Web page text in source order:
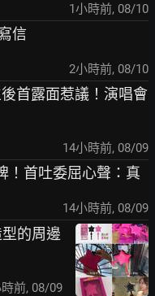
1小時前, 08/10
信
2小時前, 08/10
首露面惹議！演唱會
14小時前, 08/09
！首吐委屈心聲：真
14小時前, 08/09
的周邊
前, 08/09